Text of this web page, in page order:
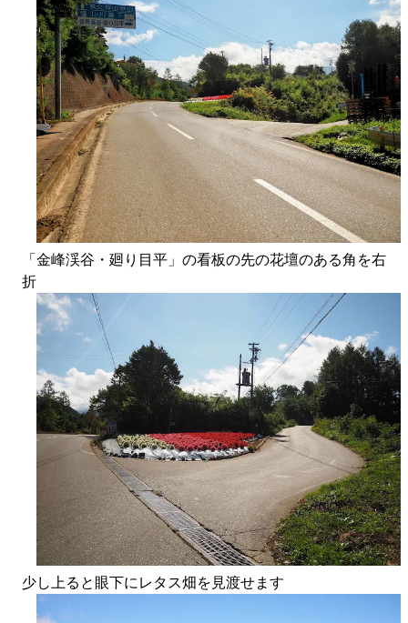
「金峰渓谷・廻り目平」の看板の先の花壇のある角を右
折
少し上ると眼下にレタス畑を見渡せます